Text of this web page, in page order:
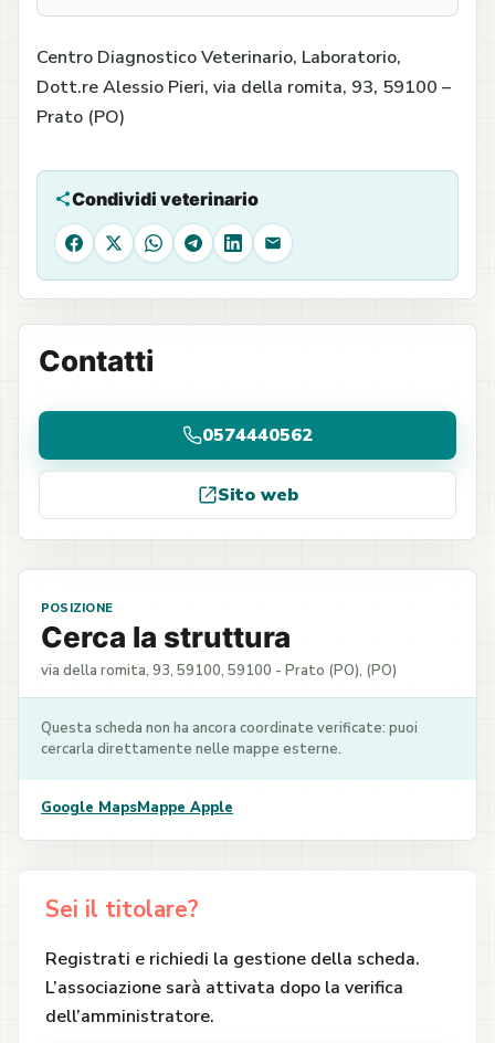
Centro Diagnostico Veterinario, Laboratorio,
Dott.re Alessio Pieri, via della romita, 93, 59100 –
Prato (PO)
Condividi veterinario
Facebook
X WhatsAppTelegram
LinkedIn
Email
Contatti
0574440562
Sito web
POSIZIONE
Cerca la struttura
via della romita, 93, 59100, 59100 - Prato (PO), (PO)
Questa scheda non ha ancora coordinate verificate: puoi
cercarla direttamente nelle mappe esterne.
Google MapsMappe Apple
Sei il titolare?
Registrati e richiedi la gestione della scheda.
L’associazione sarà attivata dopo la verifica
dell’amministratore.